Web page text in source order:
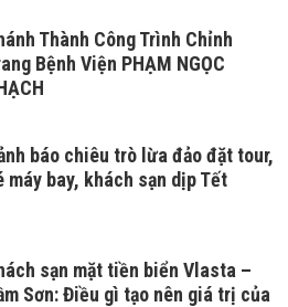
Thành Công Trình Chỉnh
Bệnh Viện PHẠM NGỌC
báo chiêu trò lừa đảo đặt tour,
máy bay, khách sạn dịp Tết
sạn mặt tiền biển Vlasta –
Sơn: Điều gì tạo nên giá trị của